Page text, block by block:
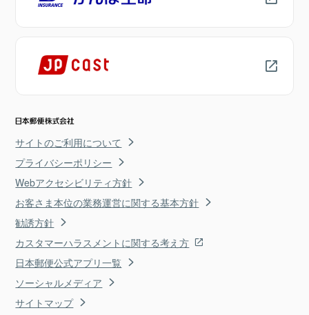
サイトのご利用について
プライバシーポリシー
Webアクセシビリティ方針
お客さま本位の業務運営に関する基本方針
勧誘方針
カスタマーハラスメントに関する考え方
日本郵便公式アプリ一覧
ソーシャルメディア
サイトマップ